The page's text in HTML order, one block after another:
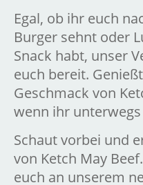
Egal, ob ihr euch
Burger sehnt oder
Snack habt, unser
euch bereit.
Geschmack von
wenn ihr unterwegs
Schaut vorbei und
von Ketch May
euch an unserem